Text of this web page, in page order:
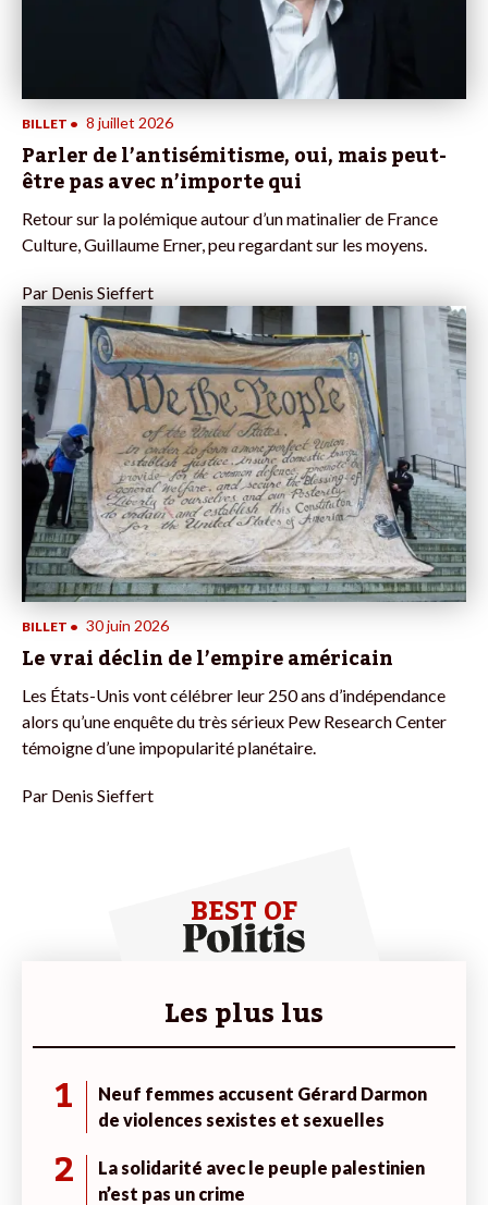
BILLET • 8 juillet 2026
Parler de l’antisémitisme, oui, mais peut-
être pas avec n’importe qui
Retour sur la polémique autour d’un matinalier de France
Culture, Guillaume Erner, peu regardant sur les moyens.
Par Denis Sieffert
BILLET • 30 juin 2026
Le vrai déclin de l’empire américain
Les États-Unis vont célébrer leur 250 ans d’indépendance
alors qu’une enquête du très sérieux Pew Research Center
témoigne d’une impopularité planétaire.
Par Denis Sieffert
BEST OF
Les plus lus
1
Neuf femmes accusent Gérard Darmon
de violences sexistes et sexuelles
2
La solidarité avec le peuple palestinien
n’est pas un crime